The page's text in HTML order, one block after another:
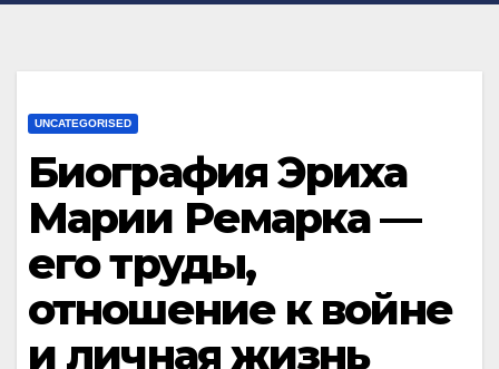
UNCATEGORISED
Биография Эриха
Марии Ремарка —
его труды,
отношение к войне
и личная жизнь